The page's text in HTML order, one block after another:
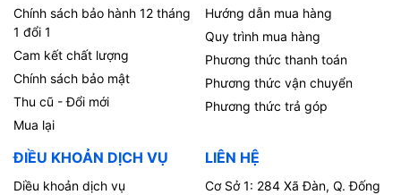
Chính sách bảo hành 12 tháng
1 đổi 1
Cam kết chất lượng
Chính sách bảo mật
Thu cũ - Đổi mới
Mua lại
Hướng dẫn mua hàng
Quy trình mua hàng
Phương thức thanh toán
Phương thức vận chuyển
Phương thức trả góp
ĐIỀU KHOẢN DỊCH VỤ
Diều khoản dịch vụ
LIÊN HỆ
Cơ Sở 1: 284 Xã Đàn, Q. Đống